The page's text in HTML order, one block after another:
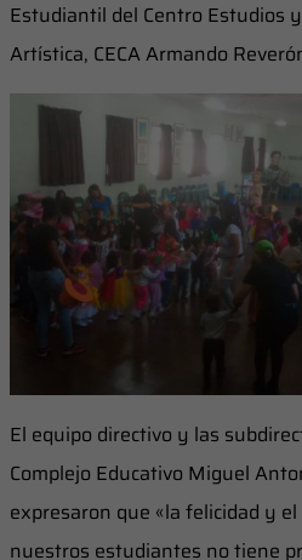
Estudiantil del Centro Estudios
Artística, CECA Armando
El equipo directivo y las
Complejo Educativo Miguel
expresaron que «la felicidad y
nuestros estudiantes no tiene